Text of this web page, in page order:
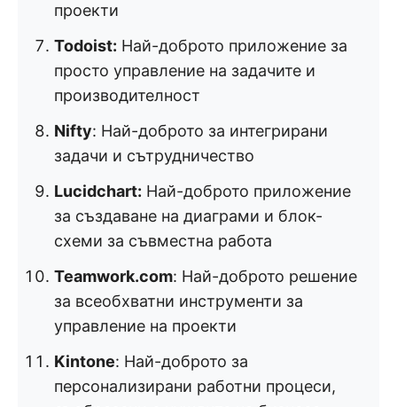
проекти
Todoist: Най-доброто приложение за
просто управление на задачите и
производителност
Nifty: Най-доброто за интегрирани
задачи и сътрудничество
Lucidchart: Най-доброто приложение
за създаване на диаграми и блок-
схеми за съвместна работа
Teamwork.com: Най-доброто решение
за всеобхватни инструменти за
управление на проекти
Kintone: Най-доброто за
персонализирани работни процеси,